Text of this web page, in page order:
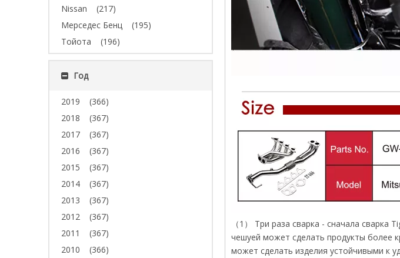
Nissan
(217)
Мерседес Бенц
(195)
Тойота
(196)
Год
2019
(366)
2018
(367)
2017
(367)
2016
(367)
2015
(367)
2014
(367)
2013
(367)
2012
(367)
2011
(367)
2010
(366)
（1） Три раза сварка - сначала
чешуей может сделать продукты более
может сделать изделия устойчивыми к